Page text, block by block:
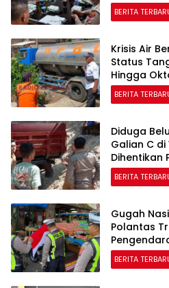
BERITA
Krisis Air
Status
Hingga
BERITA
Diduga
Galian C
Dihentikan
BERITA
Gugah
Polantas
BERITA